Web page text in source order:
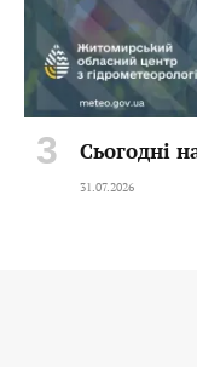
Сьогодні
31.07.2026